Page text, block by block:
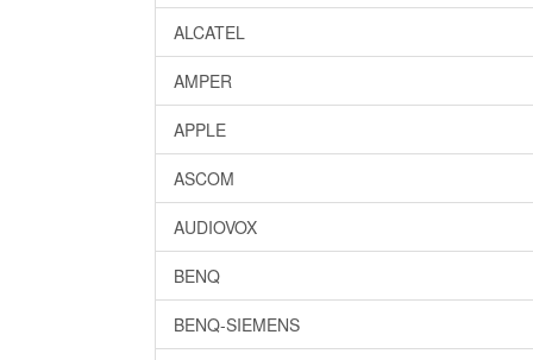
ALCATEL
AMPER
APPLE
ASCOM
AUDIOVOX
BENQ
BENQ-SIEMENS